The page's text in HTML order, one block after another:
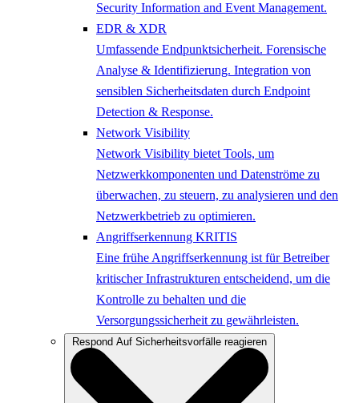
Security Information and Event Management.
EDR & XDR
Umfassende Endpunktsicherheit. Forensische
Analyse & Identifizierung. Integration von
sensiblen Sicherheitsdaten durch Endpoint
Detection & Response.
Network Visibility
Network Visibility bietet Tools, um
Netzwerkkomponenten und Datenströme zu
überwachen, zu steuern, zu analysieren und den
Netzwerkbetrieb zu optimieren.
Angriffserkennung KRITIS
Eine frühe Angriffserkennung ist für Betreiber
kritischer Infrastrukturen entscheidend, um die
Kontrolle zu behalten und die
Versorgungssicherheit zu gewährleisten.
Respond Auf Sicherheitsvorfälle reagieren